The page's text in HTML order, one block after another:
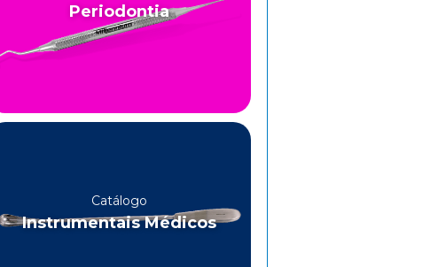
Periodontia
Catálogo
Instrumentais Médicos